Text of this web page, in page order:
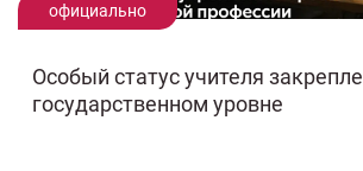
официально
Особый статус учителя
государственном уровне